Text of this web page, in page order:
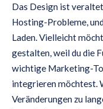
Das Design ist
Hosting-Probleme,
Laden. Vielleicht
gestalten, weil du die
wichtige Marketing-
integrieren möchtest.
Veränderungen zu